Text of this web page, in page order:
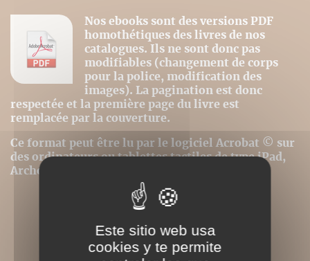
Nos ebooks sont des versions PDF
homothétiques des livres de nos
catalogues. Ils ne sont donc pas
modifiables (changement de corps
pour la police, modification des
images). La pagination est donc
respectée et la première page du livre est
remplacée par la couverture.
Ce format peut être lu par le logiciel Acrobat © sur
des ordinateurs ou tablettes tactiles de type iPad,
Archos, Asus ou autres.
Este sitio web usa
cookies y te permite